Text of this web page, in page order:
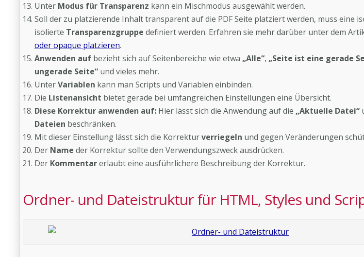
Unter Modus für Transparenz kann ein Mischmodus ausgewählt werden.
Soll der zu platzierende Inhalt transparent auf die PDF Seite platziert werden, muss eine
isolierte Transparenzgruppe definiert werden. Erfahren sie mehr darüber unter dem
oder opaque platzieren.
Anwenden auf bezieht sich auf Seitenbereiche wie etwa „Alle“, „Seite ist eine gerade
ungerade Seite“ und vieles mehr.
UnterVariablen kann man Scripts und Variablen einbinden.
Die Listenansicht bietet gerade bei umfangreichen Einstellungen eine Übersicht.
Diese Korrektur anwenden auf: Hier lässt sich die Anwendung auf die „Aktuelle Datei“
Dateien beschränken.
Mit dieser Einstellung lässt sich die Korrekturverriegeln und gegen Veränderungen
Der Name der Korrektur sollte den Verwendungszweck ausdrücken.
Der Kommentarerlaubt eine ausführlichere Beschreibung der Korrektur.
Ordner- und Dateistruktur für HTML, Styles und